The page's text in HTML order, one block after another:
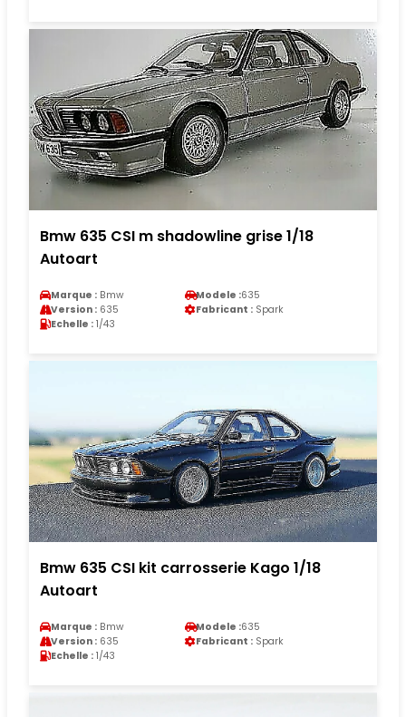
Bmw 635 CSI m shadowline grise 1/18
Autoart
Marque : Bmw Modele :635
Version : 635 Fabricant : Spark
Echelle : 1/43
Bmw 635 CSI kit carrosserie Kago 1/18
Autoart
Marque : Bmw Modele :635
Version : 635 Fabricant : Spark
Echelle : 1/43